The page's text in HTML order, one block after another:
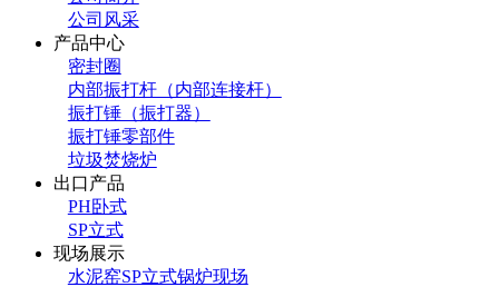
公司风采
产品中心
密封圈
内部振打杆（内部连接杆）
振打锤（振打器）
振打锤零部件
垃圾焚烧炉
出口产品
PH卧式
SP立式
现场展示
水泥窑SP立式锅炉现场